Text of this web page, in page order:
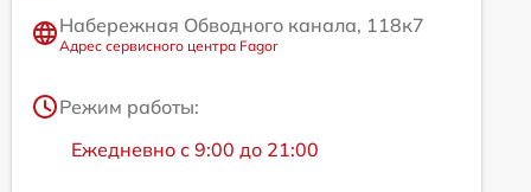
Набережная Обводного канала, 118к7
Адрес сервисного центра Fagor
Режим работы:
Ежедневно с 9:00 до 21:00